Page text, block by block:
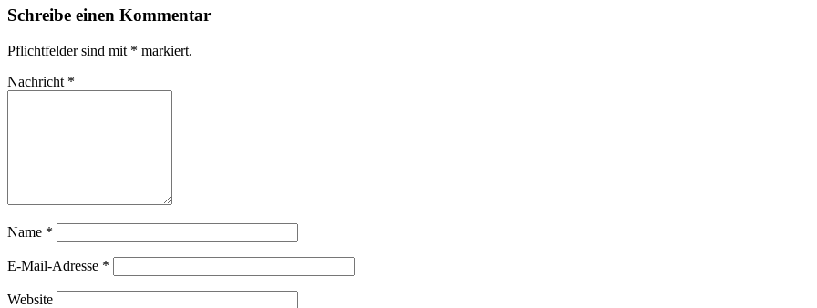
Schreibe einen Kommentar
Pflichtfelder sind mit * markiert.
Nachricht *
Name *
E-Mail-Adresse *
Website